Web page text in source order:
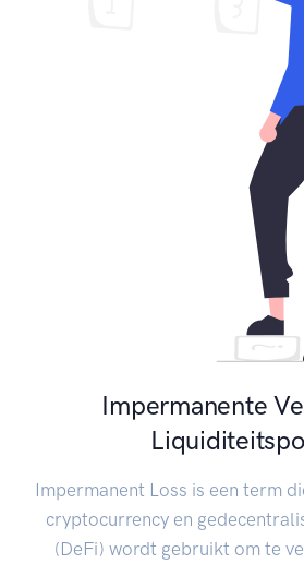
Impermanente
Impermanent Loss is een term
cryptocurrency en
(DeFi) wordt gebruikt om te